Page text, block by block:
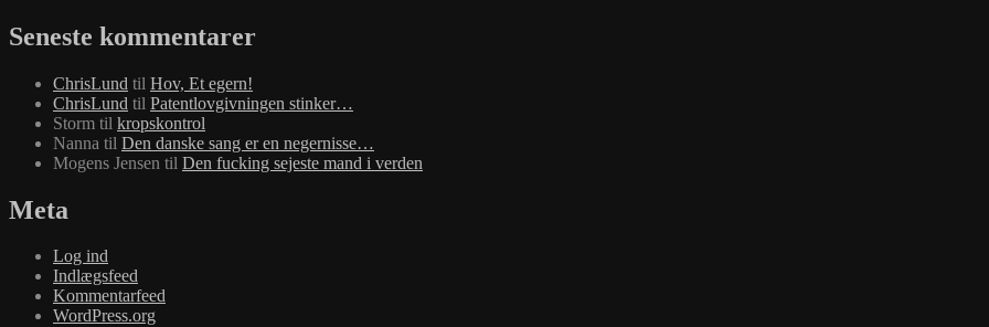
Seneste kommentarer
ChrisLund til Hov, Et egern!
ChrisLund til Patentlovgivningen stinker…
Storm til kropskontrol
Nanna til Den danske sang er en negernisse…
Mogens Jensen til Den fucking sejeste mand i verden
Meta
Log ind
Indlægsfeed
Kommentarfeed
WordPress.org